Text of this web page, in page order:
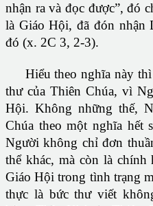
nhận ra và đọc được”, đó
là Giáo Hội, đã đón nhận
đó (x. 2C 3, 2-3).
Hiểu theo nghĩa này thì
thư của Thiên Chúa, vì
Hội. Không những thế,
Chúa theo một nghĩa hết
Người không chỉ đơn
thể khác, mà còn là
Giáo Hội trong tình trạng
thực là bức thư viết